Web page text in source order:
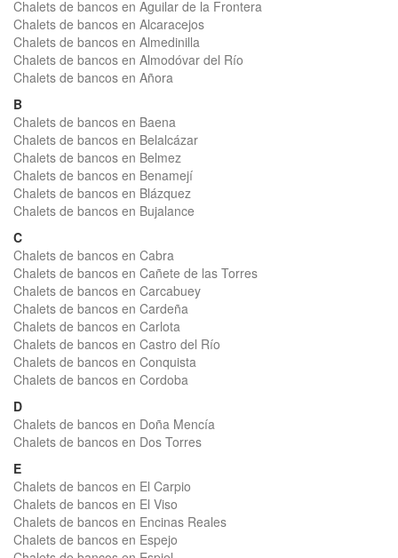
Chalets de bancos en Aguilar de la Frontera
Chalets de bancos en Alcaracejos
Chalets de bancos en Almedinilla
Chalets de bancos en Almodóvar del Río
Chalets de bancos en Añora
B
Chalets de bancos en Baena
Chalets de bancos en Belalcázar
Chalets de bancos en Belmez
Chalets de bancos en Benamejí
Chalets de bancos en Blázquez
Chalets de bancos en Bujalance
C
Chalets de bancos en Cabra
Chalets de bancos en Cañete de las Torres
Chalets de bancos en Carcabuey
Chalets de bancos en Cardeña
Chalets de bancos en Carlota
Chalets de bancos en Castro del Río
Chalets de bancos en Conquista
Chalets de bancos en Cordoba
D
Chalets de bancos en Doña Mencía
Chalets de bancos en Dos Torres
E
Chalets de bancos en El Carpio
Chalets de bancos en El Viso
Chalets de bancos en Encinas Reales
Chalets de bancos en Espejo